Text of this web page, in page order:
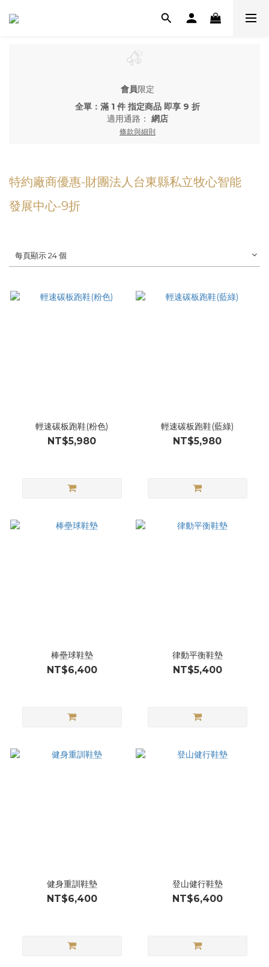
會員限定
全單：滿 1 件 指定商品 即享 9 折
適用通路： 網店
條款與細則
特約廠商優惠-財團法人台東縣私立牧心智能
發展中心-9折
每頁顯示 24 個
輕速碳板跑鞋(粉色)
NT$5,980
輕速碳板跑鞋(藍綠)
NT$5,980
棒壘球鞋墊
NT$6,400
律動平衡鞋墊
NT$5,400
健身重訓鞋墊
NT$6,400
登山健行鞋墊
NT$6,400